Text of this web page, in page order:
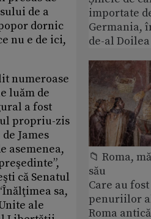
de a
dornic
nu e de ici,
numeroase
luăm de
a fost
propriu-zis
James
asemenea,
că Senatul
sa,
ale
importate
Germania,
de-al
📁 Roma,
său
Care au
penuriilor
Roma